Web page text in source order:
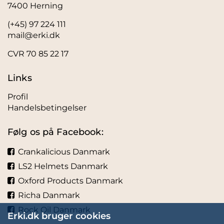
7400 Herning
(+45) 97 224 111
mail@erki.dk
CVR 70 85 22 17
Links
Profil
Handelsbetingelser
Følg os på Facebook:
Crankalicious Danmark
LS2 Helmets Danmark
Oxford Products Danmark
Richa Danmark
Rock Oil Danmark
Erki.dk bruger cookies